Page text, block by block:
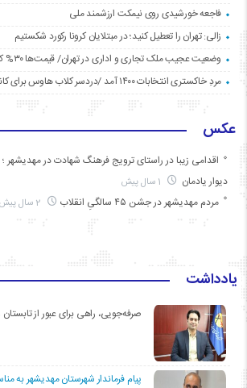
فاجعه خورشیدی روی نیمکت ارزشمند ملی
زالی: تهران را تعطیل کنید؛ در مبتلایان کرونا رکورد شکستیم
وضعیت عجیب ملک تجاری و اداری در تهران/ قیمت‌ها ۳۰% کاهش یافت
مردِ خاکستری انتخابات ۱۴۰۰ آمد /دردسر کلاب هاوس برای کاندیداها
عکس
اقدامی زیبا در راستای ترویج فرهنگ شهادت در مهدیشهر
دیوار یادمان
مردم مهدیشهر در جشن ۴۵ سالگیِ انقلاب
یادداشت
صرفه‌جویی، راهی برای عبور از
پیام فرماندار شهرستان مهدیشهر به